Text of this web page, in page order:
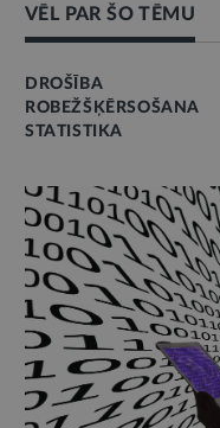
VĒL PAR ŠO TĒMU
DROŠĪBA
ROBEŽŠĶĒRSOŠANA
STATISTIKA